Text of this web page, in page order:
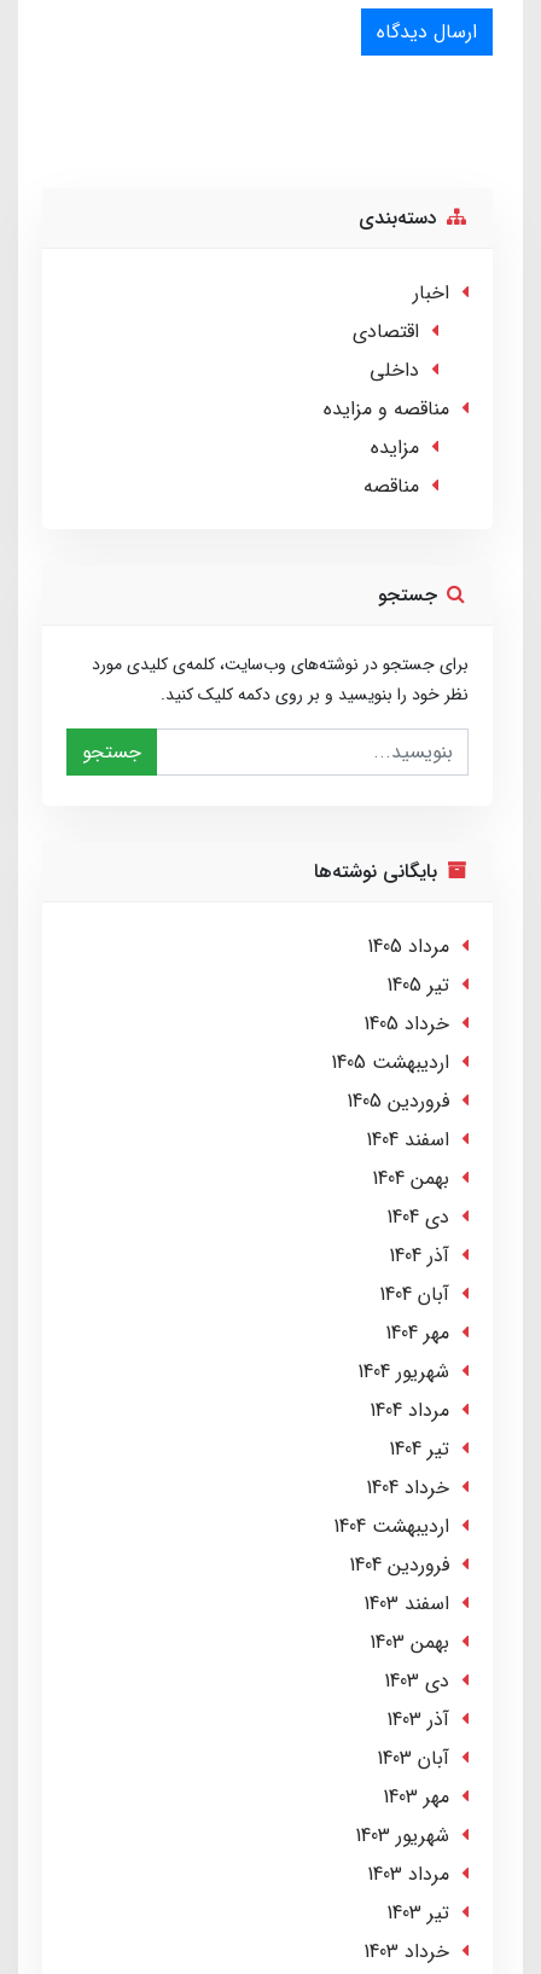
ارسال دیدگاه
دسته‌بندی
اخبار
اقتصادی
داخلی
مناقصه و مزایده
مزایده
مناقصه
جستجو
برای جستجو در نوشته‌های وب‌سایت، کلمه‌ی کلیدی مورد
نظر خود را بنویسید و بر روی دکمه کلیک کنید.
جستجو
بایگانی نوشته‌ها
مرداد 1405
تير 1405
خرداد 1405
ارديبهشت 1405
فروردین 1405
اسفند 1404
بهمن 1404
دی 1404
آذر 1404
آبان 1404
مهر 1404
شهریور 1404
مرداد 1404
تير 1404
خرداد 1404
ارديبهشت 1404
فروردین 1404
اسفند 1403
بهمن 1403
دی 1403
آذر 1403
آبان 1403
مهر 1403
شهریور 1403
مرداد 1403
تير 1403
خرداد 1403